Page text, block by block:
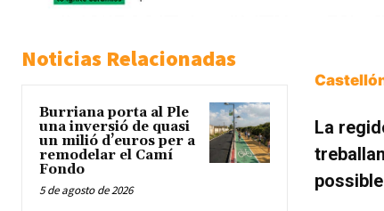
Noticias Relacionadas
Burriana porta al Ple
una inversió de quasi
un milió d’euros per a
remodelar el Camí
Fondo
5 de agosto de 2026
La
possible